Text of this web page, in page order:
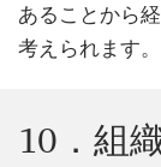
あることから
考えられます。
10．組